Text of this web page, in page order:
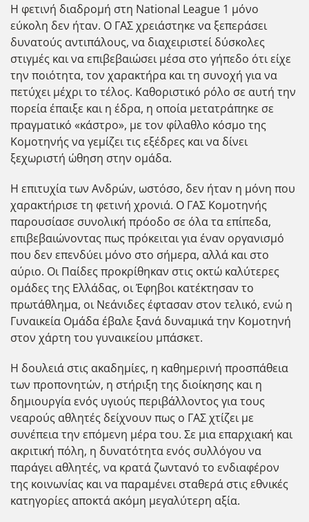
Η φετινή διαδρομή στη National League 1 μόνο
εύκολη δεν ήταν. Ο ΓΑΣ χρειάστηκε να ξεπεράσει
δυνατούς αντιπάλους, να διαχειριστεί δύσκολες
στιγμές και να επιβεβαιώσει μέσα στο γήπεδο ότι είχε
την ποιότητα, τον χαρακτήρα και τη συνοχή για να
πετύχει μέχρι το τέλος. Καθοριστικό ρόλο σε αυτή την
πορεία έπαιξε και η έδρα, η οποία μετατράπηκε σε
πραγματικό «κάστρο», με τον φίλαθλο κόσμο της
Κομοτηνής να γεμίζει τις εξέδρες και να δίνει
ξεχωριστή ώθηση στην ομάδα.
Η επιτυχία των Ανδρών, ωστόσο, δεν ήταν η μόνη που
χαρακτήρισε τη φετινή χρονιά. Ο ΓΑΣ Κομοτηνής
παρουσίασε συνολική πρόοδο σε όλα τα επίπεδα,
επιβεβαιώνοντας πως πρόκειται για έναν οργανισμό
που δεν επενδύει μόνο στο σήμερα, αλλά και στο
αύριο. Οι Παίδες προκρίθηκαν στις οκτώ καλύτερες
ομάδες της Ελλάδας, οι Έφηβοι κατέκτησαν το
πρωτάθλημα, οι Νεάνιδες έφτασαν στον τελικό, ενώ η
Γυναικεία Ομάδα έβαλε ξανά δυναμικά την Κομοτηνή
στον χάρτη του γυναικείου μπάσκετ.
Η δουλειά στις ακαδημίες, η καθημερινή προσπάθεια
των προπονητών, η στήριξη της διοίκησης και η
δημιουργία ενός υγιούς περιβάλλοντος για τους
νεαρούς αθλητές δείχνουν πως ο ΓΑΣ χτίζει με
συνέπεια την επόμενη μέρα του. Σε μια επαρχιακή και
ακριτική πόλη, η δυνατότητα ενός συλλόγου να
παράγει αθλητές, να κρατά ζωντανό το ενδιαφέρον
της κοινωνίας και να παραμένει σταθερά στις εθνικές
κατηγορίες αποκτά ακόμη μεγαλύτερη αξία.